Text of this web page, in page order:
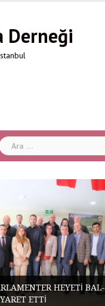
Derneği
HEYETİ BAL-
ETTİ